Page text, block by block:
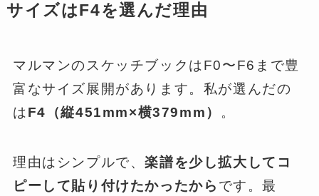
サイズはF4を選んだ理由
マルマンのスケッチブックはF0〜F6まで豊
富なサイズ展開があります。私が選んだの
はF4（縦451mm×横379mm） 。
理由はシンプルで、楽譜を少し拡大してコ
ピーして貼り付けたかったから です。最